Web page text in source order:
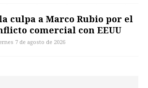
culpa a Marco Rubio por el
comercial con EEUU
7 de agosto de 2026